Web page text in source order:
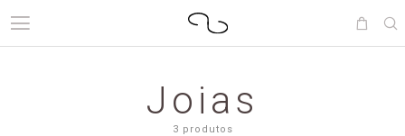
Joias
3 produtos